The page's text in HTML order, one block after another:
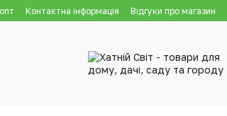
Контактна інформація Відгуки про магазин